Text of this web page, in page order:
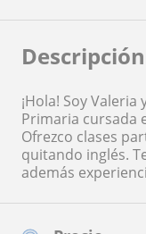
¡Hola! Soy
Primaria cursada
Ofrezco clases
quitando inglés.
además